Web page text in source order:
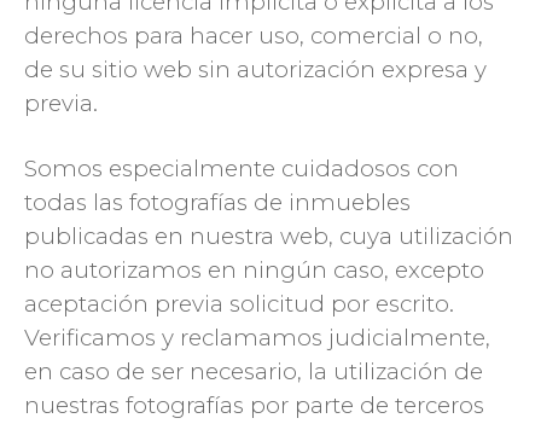
derechos para hacer uso, comercial o no,
de su sitio web sin autorización expresa y
previa.
Somos especialmente cuidadosos con
todas las fotografías de inmuebles
publicadas en nuestra web, cuya utilización
no autorizamos en ningún caso, excepto
aceptación previa solicitud por escrito.
Verificamos y reclamamos judicialmente,
en caso de ser necesario, la utilización de
nuestras fotografías por parte de terceros